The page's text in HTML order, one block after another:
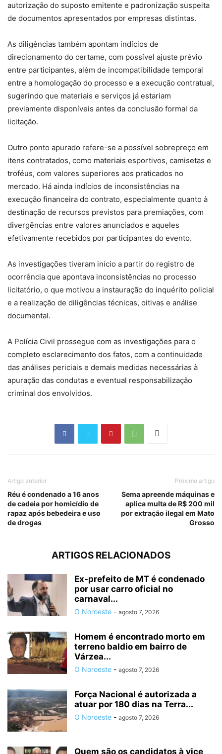
autorização do suposto emitente e padronização suspeita
de documentos apresentados por empresas distintas.
As diligências também apontam indícios de
direcionamento do certame, com possível ajuste prévio
entre participantes, além de incompatibilidade temporal
entre a homologação do processo e a execução contratual,
sugerindo que materiais e serviços já estariam
previamente disponíveis antes da conclusão formal da
licitação.
Outro ponto apurado refere-se a possível sobrepreço em
itens contratados, como materiais esportivos, camisetas e
troféus, com valores superiores aos praticados no
mercado. Há ainda indícios de inconsistências na
execução financeira do contrato, especialmente quanto à
destinação de recursos previstos para premiações, com
divergências entre valores anunciados e aqueles
efetivamente recebidos por participantes do evento.
As investigações tiveram início a partir do registro de
ocorrência que apontava inconsistências no processo
licitatório, o que motivou a instauração do inquérito policial
e a realização de diligências técnicas, oitivas e análise
documental.
A Polícia Civil prossegue com as investigações para o
completo esclarecimento dos fatos, com a continuidade
das análises periciais e demais medidas necessárias à
apuração das condutas e eventual responsabilização
criminal dos envolvidos.
Artigo anterior
Réu é condenado a 16 anos
de cadeia por homicídio de
rapaz após bebedeira e uso
de drogas
Próximo artigo
Sema apreende máquinas e
aplica multa de R$ 200 mil
por extração ilegal em Mato
Grosso
ARTIGOS RELACIONADOS
Ex-prefeito de MT é condenado
por usar carro oficial no
carnaval...
O Noroeste - agosto 7, 2026
Homem é encontrado morto em
terreno baldio em bairro de
Várzea...
O Noroeste - agosto 7, 2026
Força Nacional é autorizada a
atuar por 180 dias na Terra...
O Noroeste - agosto 7, 2026
Quem são os candidatos à vice